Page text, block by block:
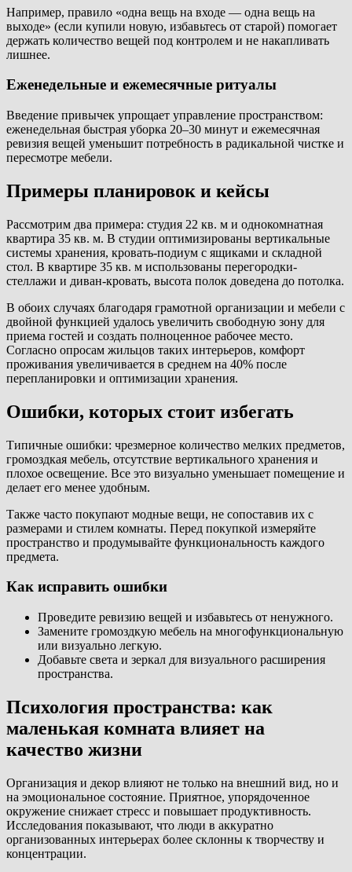
Например, правило «одна вещь на входе — одна вещь на
выходе» (если купили новую, избавьтесь от старой) помогает
держать количество вещей под контролем и не накапливать
лишнее.
Еженедельные и ежемесячные ритуалы
Введение привычек упрощает управление пространством:
еженедельная быстрая уборка 20–30 минут и ежемесячная
ревизия вещей уменьшит потребность в радикальной чистке и
пересмотре мебели.
Примеры планировок и кейсы
Рассмотрим два примера: студия 22 кв. м и однокомнатная
квартира 35 кв. м. В студии оптимизированы вертикальные
системы хранения, кровать-подиум с ящиками и складной
стол. В квартире 35 кв. м использованы перегородки-
стеллажи и диван-кровать, высота полок доведена до потолка.
В обоих случаях благодаря грамотной организации и мебели с
двойной функцией удалось увеличить свободную зону для
приема гостей и создать полноценное рабочее место.
Согласно опросам жильцов таких интерьеров, комфорт
проживания увеличивается в среднем на 40% после
перепланировки и оптимизации хранения.
Ошибки, которых стоит избегать
Типичные ошибки: чрезмерное количество мелких предметов,
громоздкая мебель, отсутствие вертикального хранения и
плохое освещение. Все это визуально уменьшает помещение и
делает его менее удобным.
Также часто покупают модные вещи, не сопоставив их с
размерами и стилем комнаты. Перед покупкой измеряйте
пространство и продумывайте функциональность каждого
предмета.
Как исправить ошибки
Проведите ревизию вещей и избавьтесь от ненужного.
Замените громоздкую мебель на многофункциональную
или визуально легкую.
Добавьте света и зеркал для визуального расширения
пространства.
Психология пространства: как
маленькая комната влияет на
качество жизни
Организация и декор влияют не только на внешний вид, но и
на эмоциональное состояние. Приятное, упорядоченное
окружение снижает стресс и повышает продуктивность.
Исследования показывают, что люди в аккуратно
организованных интерьерах более склонны к творчеству и
концентрации.